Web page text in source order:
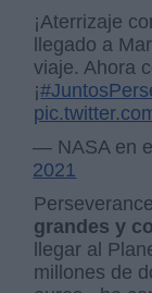
¡Aterrizaje
llegado a
viaje. Ahora
¡
— NASA en
2021
grandes y
llegar al
millones de